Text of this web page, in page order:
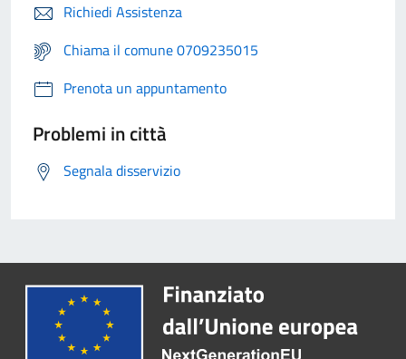
Richiedi Assistenza
Chiama il comune 0709235015
Prenota un appuntamento
Problemi in città
Segnala disservizio